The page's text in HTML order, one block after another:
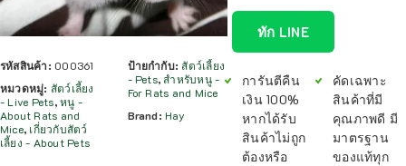
รหัสสินค้า: 000361
หมวดหมู่: สัตว์เลี้ยง
- Live Pets,หนู -
About Rats and
Mice, เกี่ยวกับสัตว์
เลี้ยง - About Pets
ป้ายกำกับ:สัตว์เลี้ยง
- Pets,สำหรับหนู -
For Rats and Mice
Brand: Hay
ทัก LINE
การันตีคืน
เงิน 100%
หากได้รับ
สินค้าไม่ถูก
ต้องหรือ
คัดเฉพาะ
สินค้าที่มี
คุณภาพดี มี
มาตรฐาน
ของแท้ทุก